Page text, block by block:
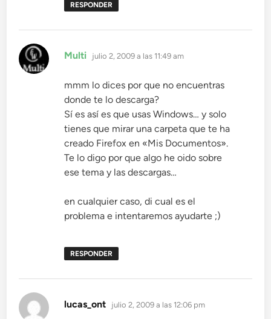
RESPONDER
Multi dice:
julio 2, 2009 a las 11:49 am
mmm lo dices por que no encuentras
donde te lo descarga?
Sí es así es que usas Windows… y solo
tienes que mirar una carpeta que te ha
creado Firefox en «Mis Documentos».
Te lo digo por que algo he oido sobre
ese tema y las descargas…
en cualquier caso, di cual es el
problema e intentaremos ayudarte ;)
RESPONDER
lucas_ont dice:
julio 2, 2009 a las 12:06 pm